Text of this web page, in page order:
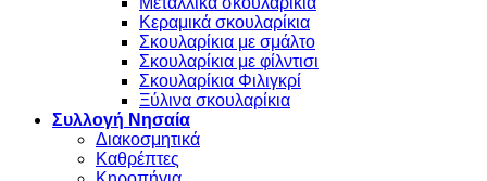
Κεραμικά σκουλαρίκια
Σκουλαρίκια με σμάλτο
Σκουλαρίκια με φίλντισι
Σκουλαρίκια Φιλιγκρί
Ξύλινα σκουλαρίκια
Συλλογή Νησαία
Διακοσμητικά
Καθρέπτες